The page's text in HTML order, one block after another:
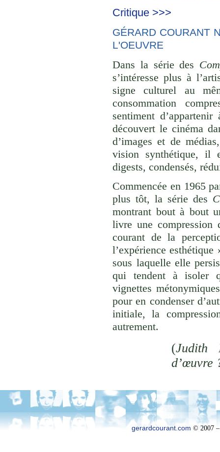
Critique >>>
GÉRARD COURANT
L'OEUVRE
Dans la série des
s’intéresse plus à
signe culturel au
consommation
sentiment
découvert le cinéma
d’images et de
vision synthétique, il
digests, condensés,
Commencée en 1965
plus tôt, la série des
montrant bout à bout
livre une compression
courant de la
l’expérience
sous laquelle elle
qui tendent à isoler
vignettes
pour en condenser
initiale, la
autrement.
(Judith
d’œuvre
gerardcourant.com © 2007